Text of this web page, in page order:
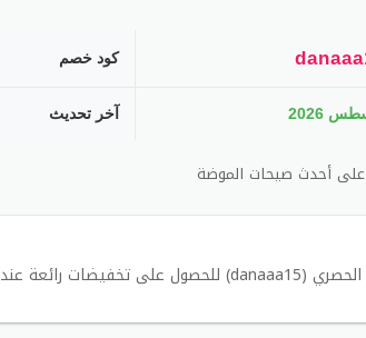
كود خصم
آخر تحديث 2026
يمكنك استخدام كود خصم شي ان يوشا عبدالعزيز الحصري (danaaa15) للحصول على تخفيضات رائعة عند